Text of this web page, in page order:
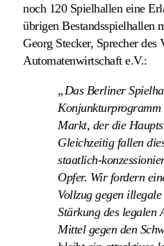
noch 120 Spielhallen eine
übrigen Bestandsspielhallen
Georg Stecker, Sprecher des
Automatenwirtschaft e.V.:
„Das Berliner
Markt, der die
Gleichzeitig fallen
staatlich-
Opfer. Wir fordern
Vollzug gegen
Stärkung des legalen
Mittel gegen den